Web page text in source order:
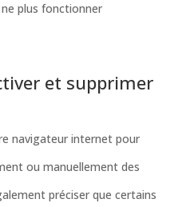
plus fonctionner
et supprimer
navigateur internet pour
ou manuellement des
préciser que certains